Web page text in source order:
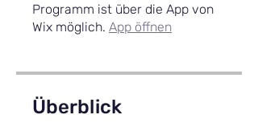
Programm ist über die App von
Wix möglich. App öffnen
Überblick